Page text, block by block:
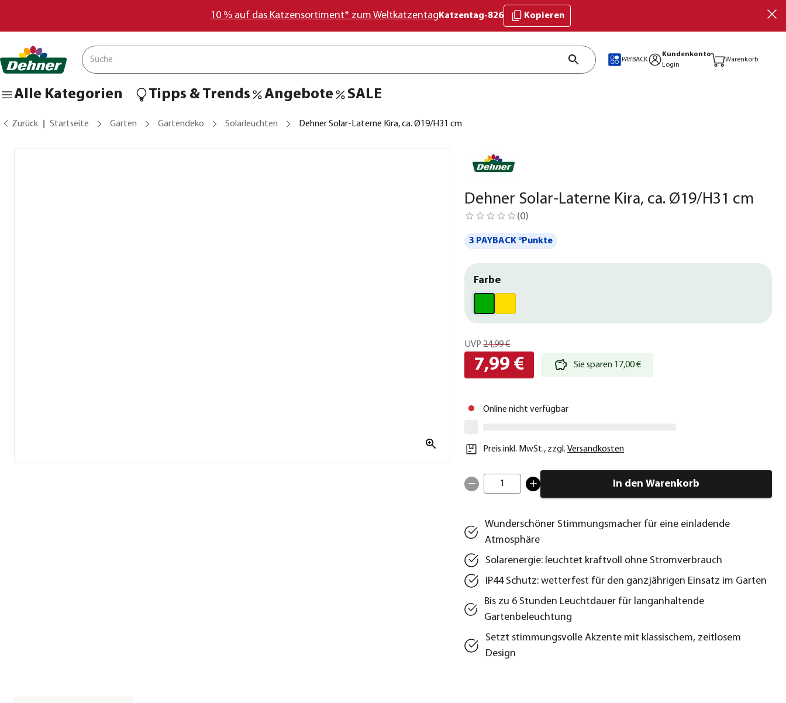
10 % auf das Katzensortiment* zum Weltkatzentag Katzentag-826 Kopieren
PAYBACK
Kundenkonto
Login
Warenkorb
Alle Kategorien Tipps & Trends Angebote SALE
Zurück Startseite Garten Gartendeko Solarleuchten Dehner Solar-Laterne Kira, ca. Ø19/H31 cm
Dehner Solar-Laterne Kira, ca. Ø19/H31 cm
(0)
3 PAYBACK °Punkte
Farbe
UVP 24,99 €
7,99 € Sie sparen 17,00 €
Online nicht verfügbar
Preis inkl. MwSt., zzgl. Versandkosten
1 In den Warenkorb
Wunderschöner Stimmungsmacher für eine einladende
Atmosphäre
Solarenergie: leuchtet kraftvoll ohne Stromverbrauch
IP44 Schutz: wetterfest für den ganzjährigen Einsatz im Garten
Bis zu 6 Stunden Leuchtdauer für langanhaltende
Gartenbeleuchtung
Setzt stimmungsvolle Akzente mit klassischem, zeitlosem
Design